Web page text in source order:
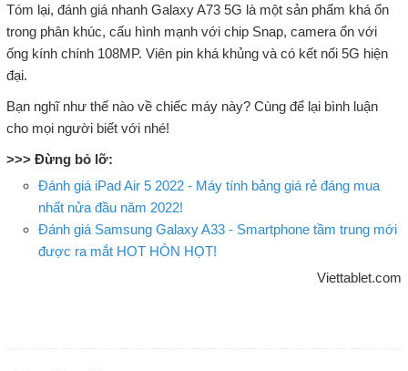
Tóm lại, đánh giá nhanh Galaxy A73 5G là một sản phẩm khá ổn
trong phân khúc, cấu hình mạnh với chip Snap, camera ổn với
ống kính chính 108MP. Viên pin khá khủng và có kết nối 5G hiện
đại.
Bạn nghĩ như thế nào về chiếc máy này? Cùng để lại bình luận
cho mọi người biết với nhé!
>>> Đừng bỏ lỡ:
Đánh giá iPad Air 5 2022 - Máy tính bảng giá rẻ đáng mua
nhất nửa đầu năm 2022!
Đánh giá Samsung Galaxy A33 - Smartphone tầm trung mới
được ra mắt HOT HÒN HỌT!
Viettablet.com